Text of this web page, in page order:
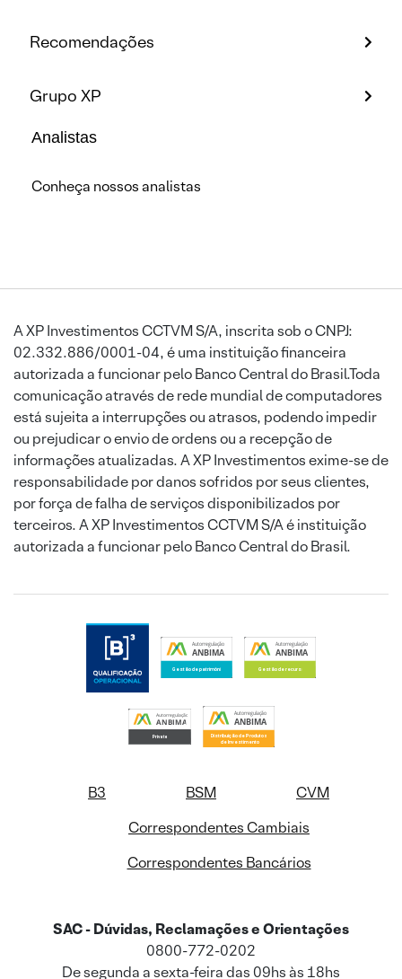
Recomendações
Grupo XP
Analistas
Conheça nossos analistas
A XP Investimentos CCTVM S/A, inscrita sob o CNPJ:
02.332.886/0001-04, é uma instituição financeira
autorizada a funcionar pelo Banco Central do Brasil.Toda
comunicação através de rede mundial de computadores
está sujeita a interrupções ou atrasos, podendo impedir
ou prejudicar o envio de ordens ou a recepção de
informações atualizadas. A XP Investimentos exime-se de
responsabilidade por danos sofridos por seus clientes,
por força de falha de serviços disponibilizados por
terceiros. A XP Investimentos CCTVM S/A é instituição
autorizada a funcionar pelo Banco Central do Brasil.
B3 BSM
CVM
Correspondentes Cambiais
Correspondentes Bancários
SAC - Dúvidas, Reclamações e Orientações
0800-772-0202
De segunda a sexta-feira das 09hs às 18hs